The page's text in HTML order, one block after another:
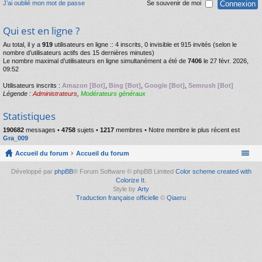
J’ai oublié mon mot de passe Se souvenir de moi
Qui est en ligne ?
Au total, il y a 919 utilisateurs en ligne :: 4 inscrits, 0 invisible et 915 invités (selon le
nombre d’utilisateurs actifs des 15 dernières minutes)
Le nombre maximal d’utilisateurs en ligne simultanément a été de 7406 le 27 févr. 2026,
09:52
Utilisateurs inscrits : Amazon [Bot] Bing [Bot] Google [Bot] Semrush [Bot]
Légende : Administrateurs Modérateurs généraux
Statistiques
190682 messages • 4758 sujets • 1217 membres • Notre membre le plus récent est
Gra_009
Accueil du forum Accueil du forum
Développé par phpBB® Forum Software © phpBB Limited Color scheme created with
Colorize It.
Style by Arty
Traduction française officielle © Qiaeru